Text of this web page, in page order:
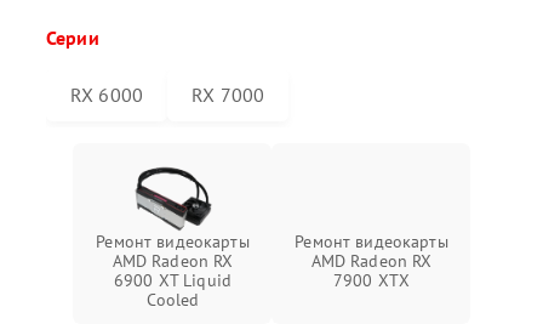
Серии
RX 6000 RX 7000
Ремонт видеокарты
AMD Radeon RX
6900 XT Liquid
Cooled
Ремонт видеокарты
AMD Radeon RX
7900 XTX